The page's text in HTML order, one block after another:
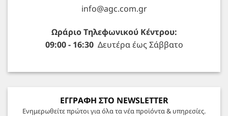
info@agc.com.gr
Ωράριο Τηλεφωνικού Κέντρου:
09:00 - 16:30Δευτέρα έως Σάββατο
ΕΓΓΡΑΦΗ ΣΤΟ NEWSLETTER
Ενημερωθείτε πρώτοι για όλα τα νέα προϊόντα & υπηρεσίες.